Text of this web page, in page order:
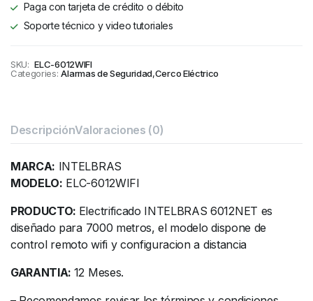
Paga con tarjeta de crédito o débito
Soporte técnico y video tutoriales
SKU: ELC-6012WIFI
Categories: Alarmas de Seguridad,Cerco Eléctrico
DescripciónValoraciones (0)
MARCA: INTELBRAS
MODELO: ELC-6012WIFI
PRODUCTO: Electrificado INTELBRAS 6012NET es
diseñado para 7000 metros, el modelo dispone de
control remoto wifi y configuracion a distancia
GARANTIA: 12 Meses.